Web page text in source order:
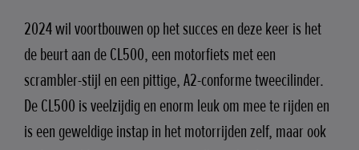
2024 wil voortbouwen op het succes en deze keer is het
de beurt aan de CL500, een motorfiets met een
scrambler-stijl en een pittige, A2-conforme tweecilinder.
De CL500 is veelzijdig en enorm leuk om mee te rijden en
is een geweldige instap in het motorrijden zelf, maar ook